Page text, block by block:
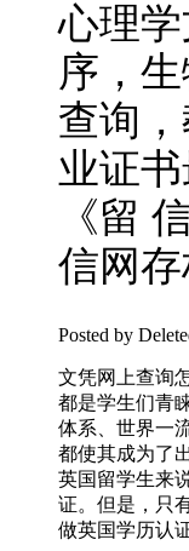
心理
序，
查询
业证
《留
信网
Posted by
文凭网上查询
都是学生们青
体系、世界一
都使其成为了
英国留学生来
证。但是，只
做英国学历认